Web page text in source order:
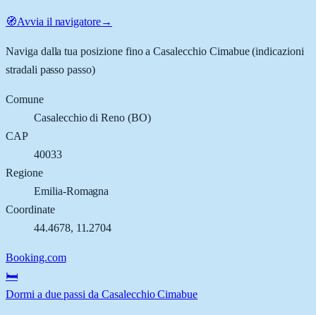
🧭Avvia il navigatore→
Naviga dalla tua posizione fino aCasalecchio Cimabue(indicazioni
stradali passo passo)
Comune
Casalecchio di Reno (BO)
CAP
40033
Regione
Emilia-Romagna
Coordinate
44.4678, 11.2704
Booking.com
🛏️
Dormi a due passi da Casalecchio Cimabue